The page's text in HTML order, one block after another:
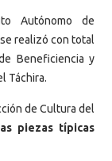
Autónomo de
realizó con total
Beneficiencia y
Táchira.
de Cultura del
piezas típicas